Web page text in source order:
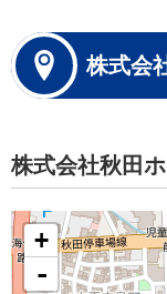
株式会
株式会社秋田
+
-